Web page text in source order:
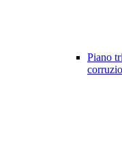
Piano